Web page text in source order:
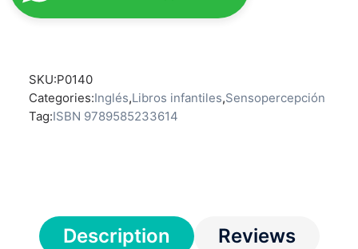
SKU:P0140
Categories:Inglés,Libros infantiles,Sensopercepción
Tag:ISBN 9789585233614
Description Reviews